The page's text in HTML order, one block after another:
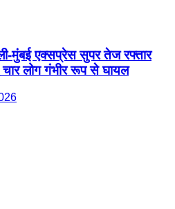
मुंबई एक्सप्रेस सुपर तेज रफ्तार
लोग गंभीर रूप से घायल